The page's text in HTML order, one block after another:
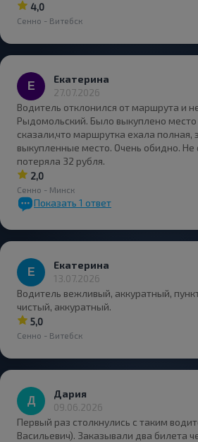
4,0
Сенно - Витебск
Екатерина
27.07.2026
Водитель отклонился от маршрута и
Рыдомольский. Было выкуплено место
сказали,что маршрутка ехала полная,
выкупленные место. Очень обидно. Не
потеряла 32 рубля.
2,0
Сенно - Минск
Показать 1 ответ
Екатерина
13.07.2026
Водитель вежливый, аккуратный,
чистый, аккуратный.
5,0
Сенно - Витебск
Дария
09.06.2026
Первый раз столкнулись с таким
Васильевич). Заказывали два билета